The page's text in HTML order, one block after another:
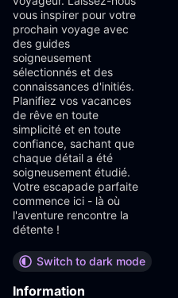
vous inspirer pour votre
prochain voyage avec
des guides
soigneusement
sélectionnés et des
connaissances d'initiés.
Planifiez vos vacances
de rêve en toute
simplicité et en toute
confiance, sachant que
chaque détail a été
soigneusement étudié.
Votre escapade parfaite
commence ici - là où
l'aventure rencontre la
détente !
Switch to dark mode
Information